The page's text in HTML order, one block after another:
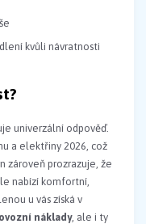
kvůli návratnosti
univerzální odpověď.
a elektřiny 2026, což
zároveň prozrazuje, že
nabízí komfortní,
u vás získá v
náklady, ale i ty